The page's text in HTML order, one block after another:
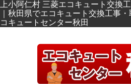
上小阿仁村 三菱エコキュート交換
｜秋田県でエコキュート交換工事
コキュートセンター秋田